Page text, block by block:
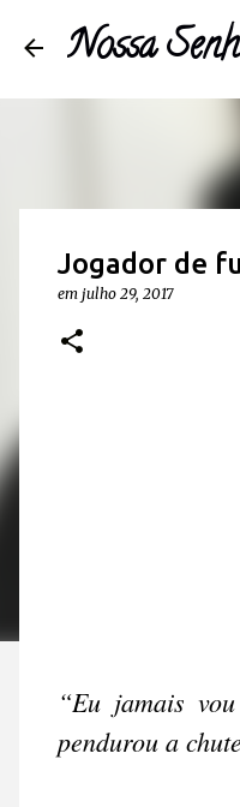
Nossa
Jogador de
em julho 29, 2017
“Eu jamais
pendurou a